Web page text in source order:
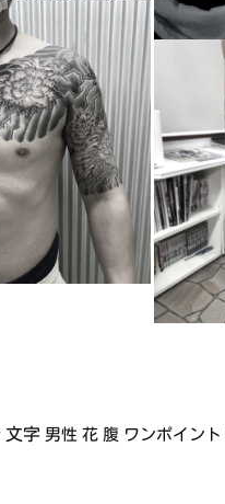
文字 男性 花 腹 ワンポイント